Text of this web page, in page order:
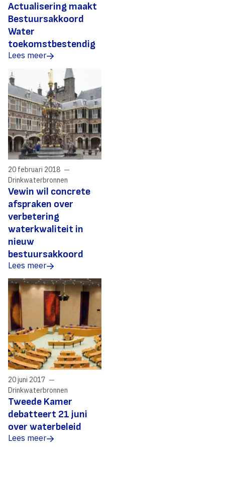
Actualisering maakt
Bestuursakkoord
Water
toekomstbestendig
Lees meer
Vewin wil concrete
afspraken over
verbetering
waterkwaliteit in
nieuw
bestuursakkoord
20 februari 2018
Drinkwaterbronnen
Lees meer
Tweede Kamer
debatteert 21 juni
over waterbeleid
20 juni 2017
Drinkwaterbronnen
Lees meer